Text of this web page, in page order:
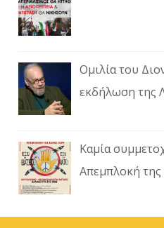
Ομιλία του
εκδήλωση της
Καμία
Απεμπλοκή